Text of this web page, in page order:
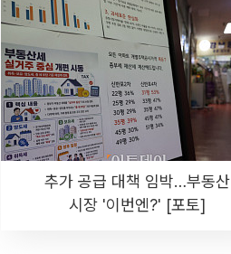
추가 공급 대책 임박…부동산
시장 '이번엔?' [포토]